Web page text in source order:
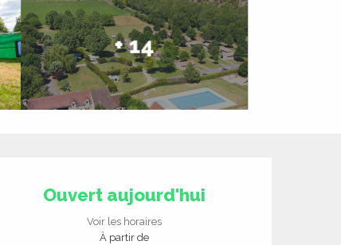
+ 14
Ouverture et
Ouvert aujourd'hui
Voir les horaires
À partir de